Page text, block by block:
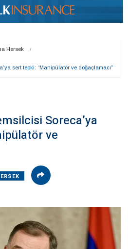
Hersek
sert tepki: “Manipülatör ve doğaçlamacı”
Soreca’ya
ve